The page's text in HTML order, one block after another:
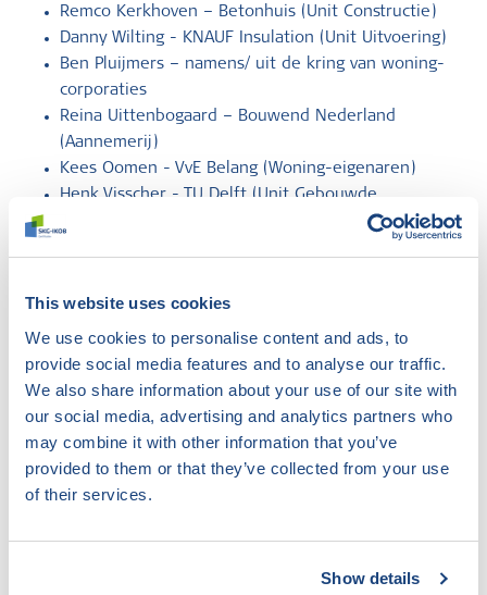
This website uses cookies
We use cookies to personalise content and ads, to
provide social media features and to analyse our traffic.
We also share information about your use of our site with
our social media, advertising and analytics partners who
may combine it with other information that you’ve
provided to them or that they’ve collected from your use
of their services.
Show details
Remco Kerkhoven – Betonhuis (Unit Constructie)
Danny Wilting - KNAUF Insulation (Unit Uitvoering)
Ben Pluijmers – namens/ uit de kring van woning-
corporaties
Reina Uittenbogaard – Bouwend Nederland
(Aannemerij)
Kees Oomen - VvE Belang (Woning-eigenaren)
Henk Visscher - TU Delft (Unit Gebouwde
Bastiaan Benz - SKG-IKOB, directie
Harm van Dartel – SKG-IKOB, secretaris
Verklaring Onafhankelijkheid en Onpartijdigheid
Download hier onze
verklaring van
Onafhankelijkheid en Onpartijdigheid
Niet gevonden wat u zocht?